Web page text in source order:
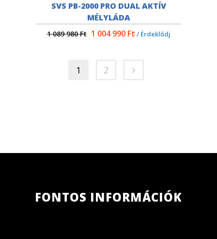
SVS PB-2000 PRO DUAL AKTÍV
MÉLYLÁDA
1 089 980Ft 1 004 990 Ft / Érdeklődj
1 2
FONTOS INFORMÁCIÓK